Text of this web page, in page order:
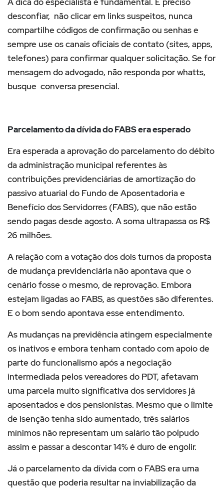
desconfiar, não clicar em links suspeitos, nunca
compartilhe códigos de confirmação ou senhas e
sempre use os canais oficiais de contato (sites, apps,
telefones) para confirmar qualquer solicitação. Se for
mensagem do advogado, não responda por whatts,
busque conversa presencial.
Parcelamento da dívida do FABS era esperado
Era esperada a aprovação do parcelamento do débito
da administração municipal referentes às
contribuições previdenciárias de amortização do
passivo atuarial do Fundo de Aposentadoria e
Benefício dos Servidorres (FABS), que não estão
sendo pagas desde agosto. A soma ultrapassa os R$
26 milhões.
A relação com a votação dos dois turnos da proposta
de mudança previdenciária não apontava que o
cenário fosse o mesmo, de reprovação. Embora
estejam ligadas ao FABS, as questões são diferentes.
E o bom sendo apontava esse entendimento.
As mudanças na previdência atingem especialmente
os inativos e embora tenham contado com apoio de
parte do funcionalismo após a negociação
intermediada pelos vereadores do PDT, afetavam
uma parcela muito significativa dos servidores já
aposentados e dos pensionistas. Mesmo que o limite
de isenção tenha sido aumentado, três salários
mínimos não representam um salário tão polpudo
assim e passar a descontar 14% é duro de engolir.
Já o parcelamento da dívida com o FABS era uma
questão que poderia resultar na inviabilização da